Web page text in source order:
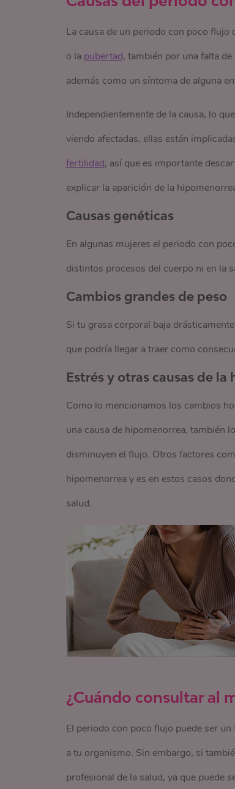
La causa de un periodo con poco
o la pubertad, también por una falta de
además como un síntoma de alguna
Independientemente de la causa, lo
viendo afectadas, ellas están
fertilidad, así que es importante
explicar la aparición de la
Causas genéticas
En algunas mujeres el periodo con
distintos procesos del cuerpo ni en la
Cambios grandes de peso
Si tu grasa corporal baja
que podría llegar a traer como
Estrés y otras causas de la
Como lo mencionamos los cambios
una causa de hipomenorrea, también
disminuyen el flujo. Otros factores
hipomenorrea y es en estos casos
salud.
¿Cuándo consultar al
El periodo con poco flujo puede ser
a tu organismo. Sin embargo, si
profesional de la salud, ya que puede